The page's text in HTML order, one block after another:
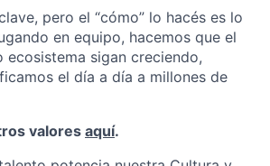
pero el “cómo” lo hacés es lo
en equipo, hacemos que el
ecosistema sigan creciendo,
el día a día a millones de
valores aquí.